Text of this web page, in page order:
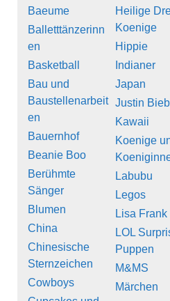
Baeume
Balletttänzerinn
en
Basketball
Bau und
Baustellenarbeit
en
Bauernhof
Beanie Boo
Berühmte
Sänger
Blumen
China
Chinesische
Sternzeichen
Cowboys
Heilige
Koenige
Hippie
Indianer
Japan
Justin
Kawaii
Koenige
Labubu
Legos
Lisa Frank
LOL
Puppen
M&MS
Märchen